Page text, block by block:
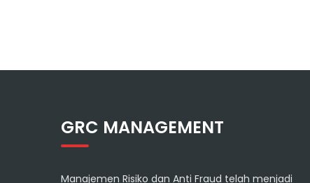
GRC MANAGEMENT
Manajemen Risiko dan Anti Fraud telah menjadi